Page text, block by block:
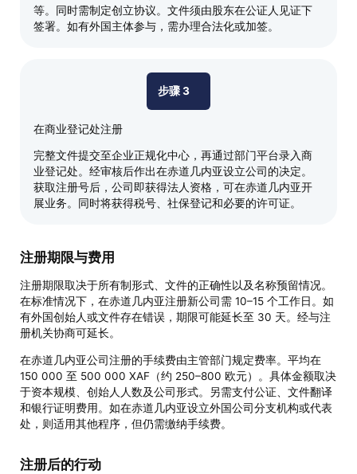
等。同时需制定创立协议。文件须由股东在公证人见证下
签署。如有外国主体参与，需办理合法化或加签。
步骤 3
在商业登记处注册
完整文件提交至企业正规化中心，再通过部门平台录入商
业登记处。经审核后作出在赤道几内亚设立公司的决定。
获取注册号后，公司即获得法人资格，可在赤道几内亚开
展业务。同时将获得税号、社保登记和必要的许可证。
注册期限与费用
注册期限取决于所有制形式、文件的正确性以及名称预留情况。
在标准情况下，在赤道几内亚注册新公司需 10–15 个工作日。如
有外国创始人或文件存在错误，期限可能延长至 30 天。经与注
册机关协商可延长。
在赤道几内亚公司注册的手续费由主管部门规定费率。平均在
150 000 至 500 000 XAF（约 250–800 欧元）。具体金额取决
于资本规模、创始人人数及公司形式。另需支付公证、文件翻译
和银行证明费用。如在赤道几内亚设立外国公司分支机构或代表
处，则适用其他程序，但仍需缴纳手续费。
注册后的行动